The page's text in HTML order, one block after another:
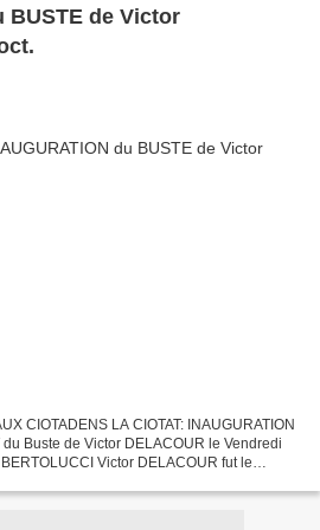
BUSTE de Victor
CIOTADENS LA CIOTAT: INAUGURATION
Buste de Victor DELACOUR le Vendredi
Victor DELACOUR fut le